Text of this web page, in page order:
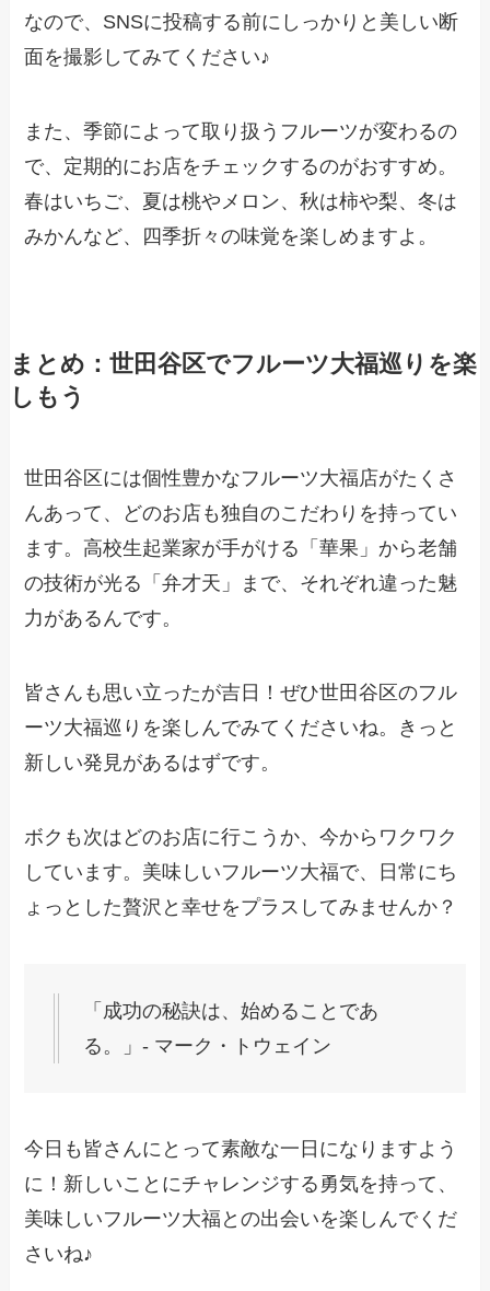
なので、SNSに投稿する前にしっかりと美しい断
面を撮影してみてください♪
また、季節によって取り扱うフルーツが変わるの
で、定期的にお店をチェックするのがおすすめ。
春はいちご、夏は桃やメロン、秋は柿や梨、冬は
みかんなど、四季折々の味覚を楽しめますよ。
まとめ：世田谷区でフルーツ大福巡りを楽
しもう
世田谷区には個性豊かなフルーツ大福店がたくさ
んあって、どのお店も独自のこだわりを持ってい
ます。高校生起業家が手がける「華果」から老舗
の技術が光る「弁才天」まで、それぞれ違った魅
力があるんです。
皆さんも思い立ったが吉日！ぜひ世田谷区のフル
ーツ大福巡りを楽しんでみてくださいね。きっと
新しい発見があるはずです。
ボクも次はどのお店に行こうか、今からワクワク
しています。美味しいフルーツ大福で、日常にち
ょっとした贅沢と幸せをプラスしてみませんか？
「成功の秘訣は、始めることであ
る。」- マーク・トウェイン
今日も皆さんにとって素敵な一日になりますよう
に！新しいことにチャレンジする勇気を持って、
美味しいフルーツ大福との出会いを楽しんでくだ
さいね♪